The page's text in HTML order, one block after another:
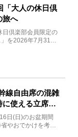
「大人の休日倶
旅へ
日倶楽部会員限定の
を2026年7月31日
線自由席の混雑
使える立席特
日(日)のお盆期間
やおでかけを考え